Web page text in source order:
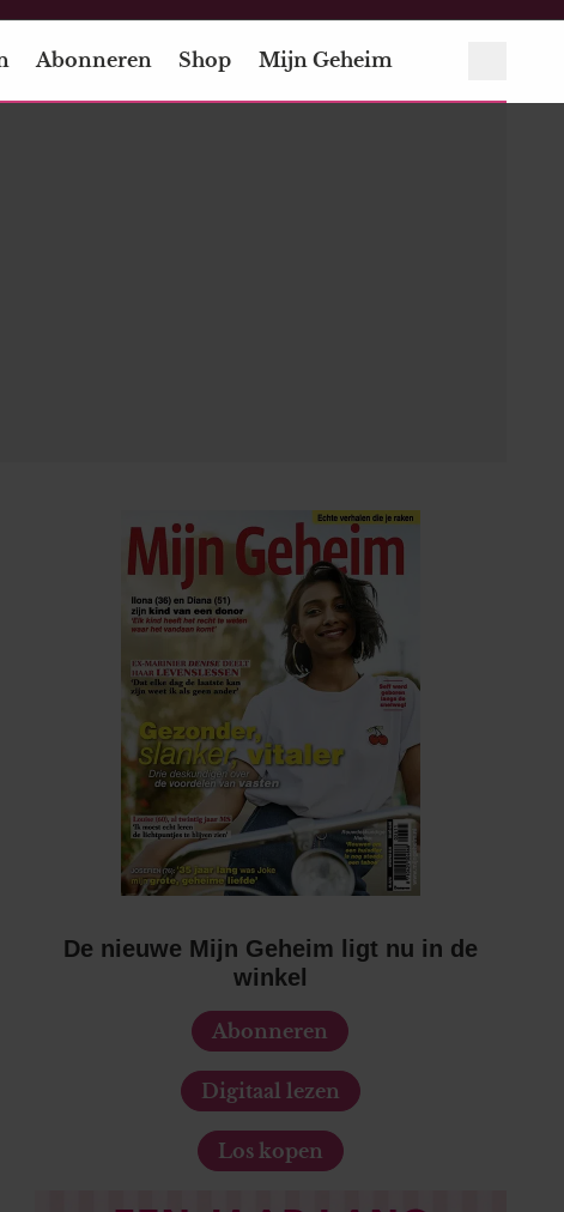
Abonneren Shop Mijn Geheim
De nieuwe Mijn Geheim ligt nu in de
winkel
Abonneren
Digitaal lezen
Los kopen